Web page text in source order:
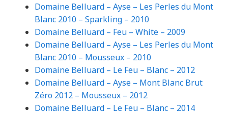
Domaine Belluard – Ayse – Les Perles du Mont
Blanc 2010 – Sparkling – 2010
Domaine Belluard – Feu – White – 2009
Domaine Belluard – Ayse – Les Perles du Mont
Blanc 2010 – Mousseux – 2010
Domaine Belluard – Le Feu – Blanc – 2012
Domaine Belluard – Ayse – Mont Blanc Brut
Zéro 2012 – Mousseux – 2012
Domaine Belluard – Le Feu – Blanc – 2014